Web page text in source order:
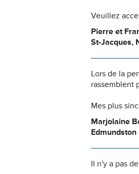
Veuillez
Pierre et
St-Jacques,
Lors de la
rassemblent
Mes plus
Marjolaine
Edmundston
Il n'y a pas